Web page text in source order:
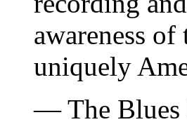
awareness
uniquely
—The Blues